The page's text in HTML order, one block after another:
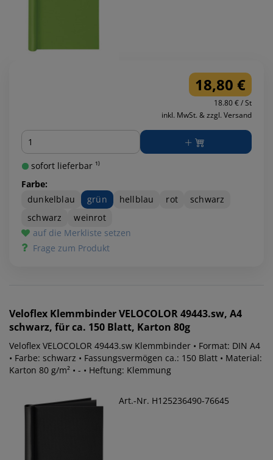
18,80 €
18.80 € / St
inkl. MwSt. & zzgl. Versand
Menge
sofort lieferbar ¹⁾
Farbe:
dunkelblau
grün hellblau rot
schwarz
schwarz
weinrot
auf die Merkliste setzen
Frage zum Produkt
Veloflex Klemmbinder VELOCOLOR 49443.sw, A4
schwarz, für ca. 150 Blatt, Karton 80g
Veloflex VELOCOLOR 49443.sw Klemmbinder • Format: DIN A4
• Farbe: schwarz • Fassungsvermögen ca.: 150 Blatt • Material:
Karton 80 g/m² • - • Heftung: Klemmung
Art.-Nr. H125236490-76645